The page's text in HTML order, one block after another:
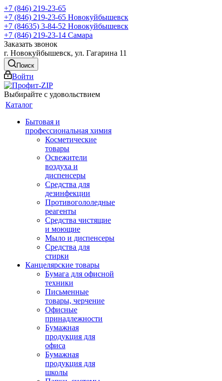
+7 (846) 219-23-65
+7 (846) 219-23-65 Новокуйбышевск
+7 (84635) 3-84-52 Новокуйбышевск
+7 (846) 219-23-14 Самара
Заказать звонок
г. Новокуйбышевск, ул. Гагарина 11
Поиск
Войти
Выбирайте с удовольствием
Каталог
Бытовая и
профессиональная химия
Косметические
товары
Освежители
воздуха и
диспенсеры
Средства для
дезинфекции
Противогололедные
реагенты
Средства чистящие
и моющие
Мыло и диспенсеры
Средства для
стирки
Канцелярские товары
Бумага для офисной
техники
Письменные
товары, черчение
Офисные
принадлежности
Бумажная
продукция для
офиса
Бумажная
продукция для
школы